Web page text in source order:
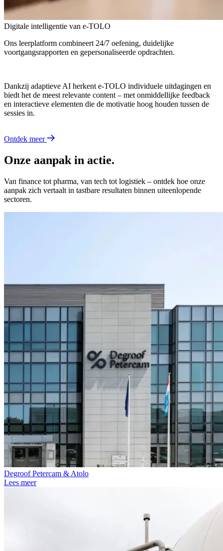
Digitale intelligentie van e-TOLO
Ons leerplatform combineert 24/7 oefening, duidelijke
voortgangsrapporten en gepersonaliseerde opdrachten.
Dankzij adaptieve AI herkent e-TOLO individuele uitdagingen en
biedt het de meest relevante content – met onmiddellijke feedback
en interactieve elementen die de motivatie hoog houden tussen de
sessies in.
Ontdek meer
Onze aanpak in actie.
Van finance tot pharma, van tech tot logistiek – ontdek hoe onze
aanpak zich vertaalt in tastbare resultaten binnen uiteenlopende
sectoren.
Degroof Petercam & Atolo
Lees meer